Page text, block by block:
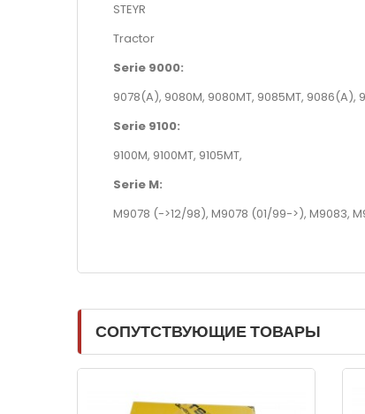
STEYR
Tractor
Serie 9000:
9078(A), 9080M, 9080MT, 9085MT, 9086(A),
Serie 9100:
9100M, 9100MT, 9105MT,
Serie M:
M9078 (->12/98), M9078 (01/99->), M9083,
СОПУТСТВУЮЩИЕ ТОВАРЫ